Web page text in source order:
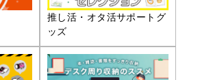
推し活・オタ活サポートグ
ッズ